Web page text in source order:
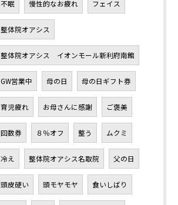
不眠 慢性的なお疲れ フェイス
整体院オアシス
整体院オアシス イオンモール新利府南館
GW営業中 母の日 母の日ギフト券
育児疲れ お母さんに感謝 ご褒美
回数券 ８％オフ 整う ムクミ
冷え 整体院オアシス名取院 父の日
頭皮硬い 頭モヤモヤ 食いしばり